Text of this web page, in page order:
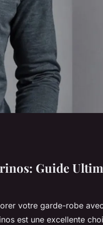
guide
Guide
votre garde-robe
est une excellente